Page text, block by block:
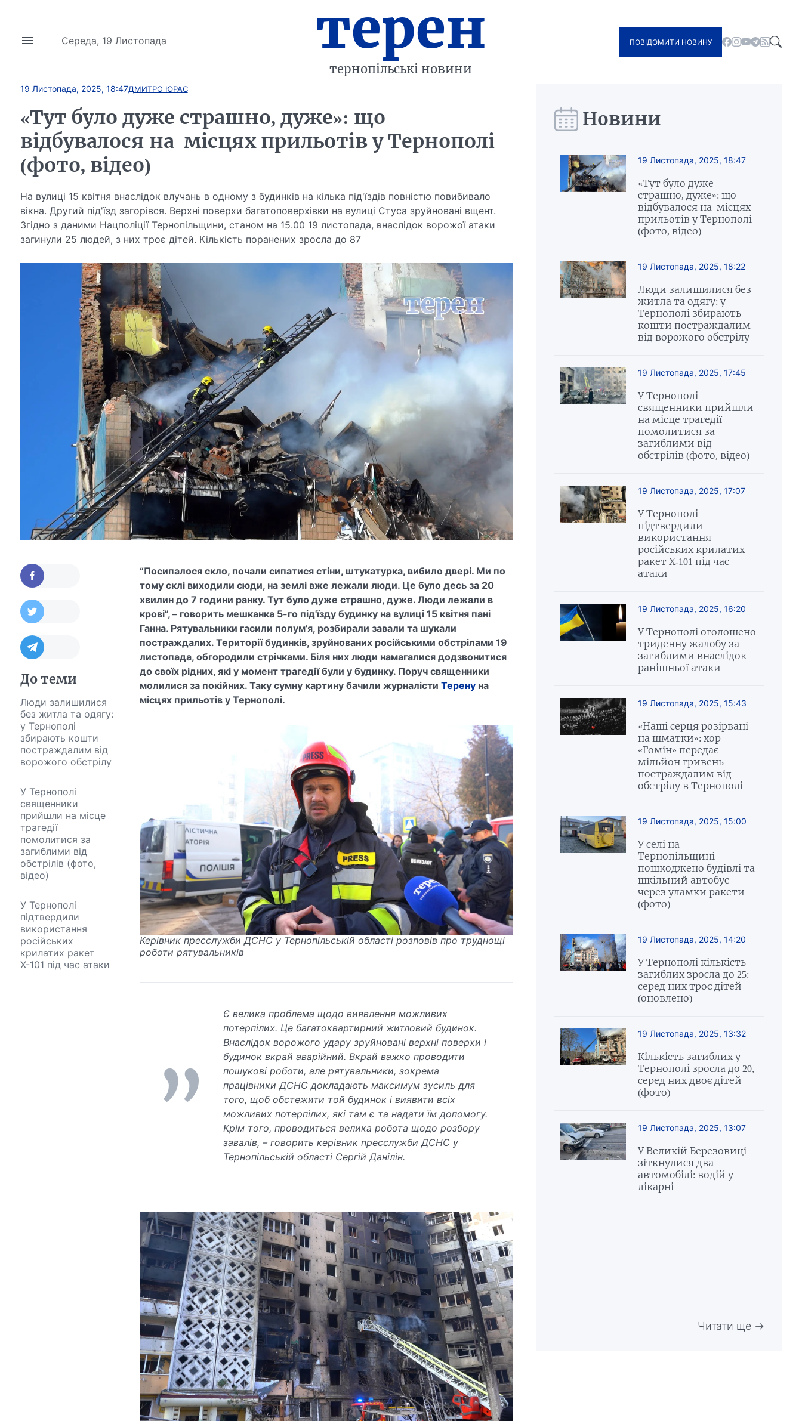
Середа, 19 Листопада терен
тернопільські новини
ПОВІДОМИТИ НОВИНУ
19 Листопада, 2025, 18:47ДМИТРО ЮРАС
«Тут було дуже страшно, дуже»: що
відбувалося на місцях прильотів у Тернополі
(фото, відео)
На вулиці 15 квітня внаслідок влучань в одному з будинків на кілька під'їздів повністю повибивало
вікна. Другий під'їзд загорівся. Верхні поверхи багатоповерхівки на вулиці Стуса зруйновані вщент.
Згідно з даними Нацполіції Тернопільщини, станом на 15.00 19 листопада, внаслідок ворожої атаки
загинули 25 людей, з них троє дітей. Кількість поранених зросла до 87
До теми
Люди залишилися
без житла та одягу:
у Тернополі
збирають кошти
постраждалим від
ворожого обстрілу
У Тернополі
священники
прийшли на місце
трагедії
помолитися за
загиблими від
обстрілів (фото,
відео)
У Тернополі
підтвердили
використання
російських
крилатих ракет
Х-101 під час атаки
“Посипалося скло, почали сипатися стіни, штукатурка, вибило двері. Ми по
тому склі виходили сюди, на землі вже лежали люди. Це було десь за 20
хвилин до 7 години ранку. Тут було дуже страшно, дуже. Люди лежали в
крові”, – говорить мешканка 5-го під'їзду будинку на вулиці 15 квітня пані
Ганна. Рятувальники гасили полум’я, розбирали завали та шукали
постраждалих. Території будинків, зруйнованих російськими обстрілами 19
листопада, обгородили стрічками. Біля них люди намагалися додзвонитися
до своїх рідних, які у момент трагедії були у будинку. Поруч священники
молилися за покійних. Таку сумну картину бачили журналісти Теренуна
місцях прильотів у Тернополі.
Керівник пресслужби ДСНС у Тернопільській області розповів про труднощі
роботи рятувальників
Є велика проблема щодо виявлення можливих
потерпілих. Це багатоквартирний житловий будинок.
Внаслідок ворожого удару зруйновані верхні поверхи і
будинок вкрай аварійний. Вкрай важко проводити
пошукові роботи, але рятувальники, зокрема
працівники ДСНС докладають максимум зусиль для
того, щоб обстежити той будинок і виявити всіх
можливих потерпілих, які там є та надати їм допомогу.
Крім того, проводиться велика робота щодо розбору
завалів, – говорить керівник пресслужби ДСНС у
Тернопільській області Сергій Данілін.
Новини
19 Листопада, 2025, 18:47
«Тут було дуже
страшно, дуже»: що
відбувалося на місцях
прильотів у Тернополі
(фото, відео)
19 Листопада, 2025, 18:22
Люди залишилися без
житла та одягу: у
Тернополі збирають
кошти постраждалим
від ворожого обстрілу
19 Листопада, 2025, 17:45
У Тернополі
священники прийшли
на місце трагедії
помолитися за
загиблими від
обстрілів (фото, відео)
19 Листопада, 2025, 17:07
У Тернополі
підтвердили
використання
російських крилатих
ракет Х-101 під час
атаки
19 Листопада, 2025, 16:20
У Тернополі оголошено
триденну жалобу за
загиблими внаслідок
ранішньої атаки
19 Листопада, 2025, 15:43
«Наші серця розірвані
на шматки»: хор
«Гомін» передає
мільйон гривень
постраждалим від
обстрілу в Тернополі
19 Листопада, 2025, 15:00
У селі на
Тернопільщині
пошкоджено будівлі та
шкільний автобус
через уламки ракети
(фото)
19 Листопада, 2025, 14:20
У Тернополі кількість
загиблих зросла до 25:
серед них троє дітей
(оновлено)
19 Листопада, 2025, 13:32
Кількість загиблих у
Тернополі зросла до 20,
серед них двоє дітей
(фото)
19 Листопада, 2025, 13:07
У Великій Березовиці
зіткнулися два
автомобілі: водій у
лікарні
Читати ще →